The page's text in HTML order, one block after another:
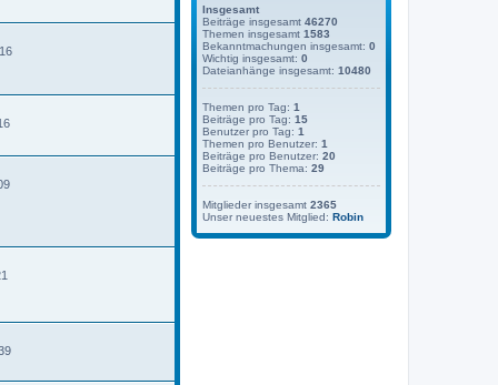
Insgesamt
Beiträge insgesamt 46270
Themen insgesamt 1583
Bekanntmachungen insgesamt: 0
Wichtig insgesamt: 0
Dateianhänge insgesamt: 10480
Themen pro Tag: 1
Beiträge pro Tag: 15
Benutzer pro Tag: 1
Themen pro Benutzer: 1
Beiträge pro Benutzer: 20
Beiträge pro Thema: 29
Mitglieder insgesamt 2365
Unser neuestes Mitglied: Robin